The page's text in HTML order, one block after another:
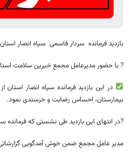
بازدید فرمانده سردار قاسمی سپاه انصار
? با حضور مدیرعامل مجمع خیرین سلامت استان
در این بازدید فرمانده سپاه انصار
بیمارستان، احساس رضایت و خرسندی نمود.
?در انتهای این بازدید طی نشستی که فرمانده
مدیر عامل مجمع ضمن خوش آمدگویی گزارشاتی